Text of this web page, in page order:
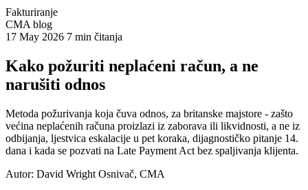
Fakturiranje
CMA blog
17 May 2026 7 min čitanja
Kako požuriti neplaćeni račun, a ne
narušiti odnos
Metoda požurivanja koja čuva odnos, za britanske majstore - zašto
većina neplaćenih računa proizlazi iz zaborava ili likvidnosti, a ne iz
odbijanja, ljestvica eskalacije u pet koraka, dijagnostičko pitanje 14.
dana i kada se pozvati na Late Payment Act bez spaljivanja klijenta.
Autor: David Wright Osnivač, CMA